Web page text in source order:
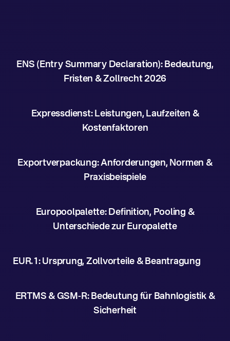
ENS (Entry Summary Declaration): Bedeutung,
Fristen & Zollrecht 2026
Expressdienst: Leistungen, Laufzeiten &
Kostenfaktoren
Exportverpackung: Anforderungen, Normen &
Praxisbeispiele
Europoolpalette: Definition, Pooling &
Unterschiede zur Europalette
EUR.1: Ursprung, Zollvorteile & Beantragung
ERTMS & GSM-R: Bedeutung für Bahnlogistik &
Sicherheit